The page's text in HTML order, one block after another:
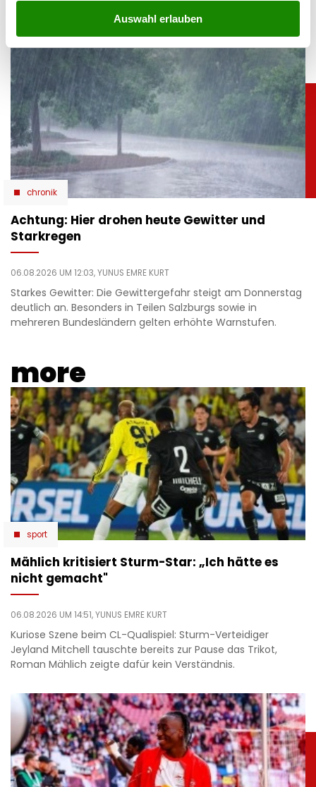
Auswahl erlauben
chronik
Achtung: Hier drohen heute Gewitter und
Starkregen
06.08.2026 UM 12:03,YUNUS EMRE KURT
Starkes Gewitter: Die Gewittergefahr steigt am Donnerstag
deutlich an. Besonders in Teilen Salzburgs sowie in
mehreren Bundesländern gelten erhöhte Warnstufen.
more
sport
Mählich kritisiert Sturm-Star: „Ich hätte es
nicht gemacht"
06.08.2026 UM 14:51,YUNUS EMRE KURT
Kuriose Szene beim CL-Qualispiel: Sturm-Verteidiger
Jeyland Mitchell tauschte bereits zur Pause das Trikot,
Roman Mählich zeigte dafür kein Verständnis.